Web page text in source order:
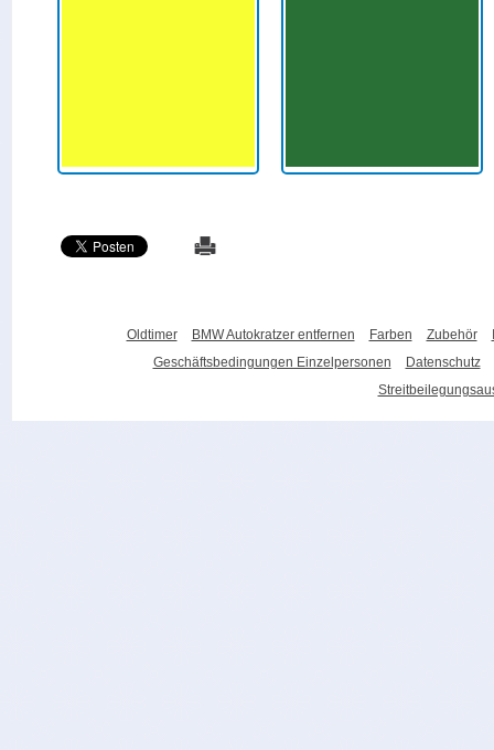
Oldtimer BMW Autokratzer entfernen Farben Zubehör
Geschäftsbedingungen Einzelpersonen
Datenschutz